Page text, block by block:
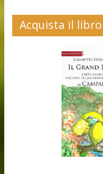
Acquista il libro